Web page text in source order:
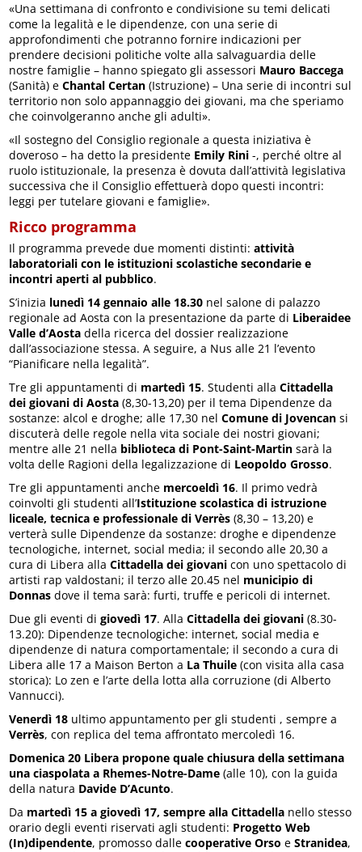
«Una settimana di confronto e condivisione su temi delicati
come la legalità e le dipendenze, con una serie di
approfondimenti che potranno fornire indicazioni per
prendere decisioni politiche volte alla salvaguardia delle
nostre famiglie – hanno spiegato gli assessori Mauro Baccega
(Sanità) eChantal Certan (Istruzione) – Una serie di incontri sul
territorio non solo appannaggio dei giovani, ma che speriamo
che coinvolgeranno anche gli adulti».
«Il sostegno del Consiglio regionale a questa iniziativa è
doveroso – ha detto la presidente Emily Rini -, perché oltre al
ruolo istituzionale, la presenza è dovuta dall’attività legislativa
successiva che il Consiglio effettuerà dopo questi incontri:
leggi per tutelare giovani e famiglie».
Ricco programma
Il programma prevede due momenti distinti:attività
laboratoriali con le istituzioni scolastiche secondarie e
incontri aperti al pubblico.
S’inizia lunedì 14 gennaio alle 18.30 nel salone di palazzo
regionale ad Aosta con la presentazione da parte di Liberaidee
Valle d’Aosta della ricerca del dossier realizzazione
dall’associazione stessa. A seguire, a Nus alle 21 l’evento
“Pianificare nella legalità”.
Tre gli appuntamenti di martedì 15. Studenti allaCittadella
dei giovani di Aosta (8,30-13,20) per il tema Dipendenze da
sostanze: alcol e droghe; alle 17,30 nelComune di Jovencan si
discuterà delle regole nella vita sociale dei nostri giovani;
mentre alle 21 nella biblioteca di Pont-Saint-Martin sarà la
volta delle Ragioni della legalizzazione di Leopoldo Grosso.
Tre gli appuntamenti anche mercoeldì 16. Il primo vedrà
coinvolti gli studenti all’Istituzione scolastica di istruzione
liceale, tecnica e professionale di Verrès (8,30 – 13,20) e
verterà sulle Dipendenze da sostanze: droghe e dipendenze
tecnologiche, internet, social media; il secondo alle 20,30 a
cura di Libera allaCittadella dei giovani con uno spettacolo di
artisti rap valdostani; il terzo alle 20.45 nel municipio di
Donnas dove il tema sarà: furti, truffe e pericoli di internet.
Due gli eventi digiovedì 17. AllaCittadella dei giovani (8.30-
13.20): Dipendenze tecnologiche: internet, social media e
dipendenze di natura comportamentale; il secondo a cura di
Libera alle 17 a Maison Berton a La Thuile (con visita alla casa
storica): Lo zen e l’arte della lotta alla corruzione (di Alberto
Vannucci).
Venerdì 18 ultimo appuntamento per gli studenti , sempre a
Verrès, con replica del tema affrontato mercoledì 16.
Domenica 20 Libera propone quale chiusura della settimana
una ciaspolata a Rhemes-Notre-Dame (alle 10), con la guida
della natura Davide D’Acunto.
Da martedì 15 a giovedì 17, sempre alla Cittadella nello stesso
orario degli eventi riservati agli studenti: Progetto Web
(In)dipendente, promosso dallecooperative Orso eStranidea,